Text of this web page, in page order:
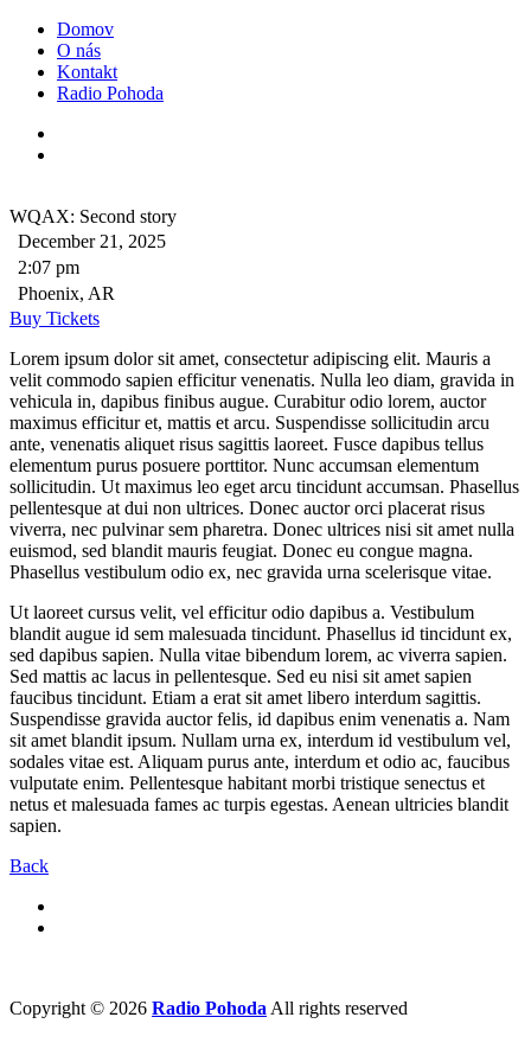
Domov
O nás
Kontakt
Radio Pohoda
WQAX: Second story
December 21, 2025
2:07 pm
Phoenix, AR
Buy Tickets
Lorem ipsum dolor sit amet, consectetur adipiscing elit. Mauris a
velit commodo sapien efficitur venenatis. Nulla leo diam, gravida in
vehicula in, dapibus finibus augue. Curabitur odio lorem, auctor
maximus efficitur et, mattis et arcu. Suspendisse sollicitudin arcu
ante, venenatis aliquet risus sagittis laoreet. Fusce dapibus tellus
elementum purus posuere porttitor. Nunc accumsan elementum
sollicitudin. Ut maximus leo eget arcu tincidunt accumsan. Phasellus
pellentesque at dui non ultrices. Donec auctor orci placerat risus
viverra, nec pulvinar sem pharetra. Donec ultrices nisi sit amet nulla
euismod, sed blandit mauris feugiat. Donec eu congue magna.
Phasellus vestibulum odio ex, nec gravida urna scelerisque vitae.
Ut laoreet cursus velit, vel efficitur odio dapibus a. Vestibulum
blandit augue id sem malesuada tincidunt. Phasellus id tincidunt ex,
sed dapibus sapien. Nulla vitae bibendum lorem, ac viverra sapien.
Sed mattis ac lacus in pellentesque. Sed eu nisi sit amet sapien
faucibus tincidunt. Etiam a erat sit amet libero interdum sagittis.
Suspendisse gravida auctor felis, id dapibus enim venenatis a. Nam
sit amet blandit ipsum. Nullam urna ex, interdum id vestibulum vel,
sodales vitae est. Aliquam purus ante, interdum et odio ac, faucibus
vulputate enim. Pellentesque habitant morbi tristique senectus et
netus et malesuada fames ac turpis egestas. Aenean ultricies blandit
sapien.
Back
Copyright © 2026 Radio Pohoda All rights reserved